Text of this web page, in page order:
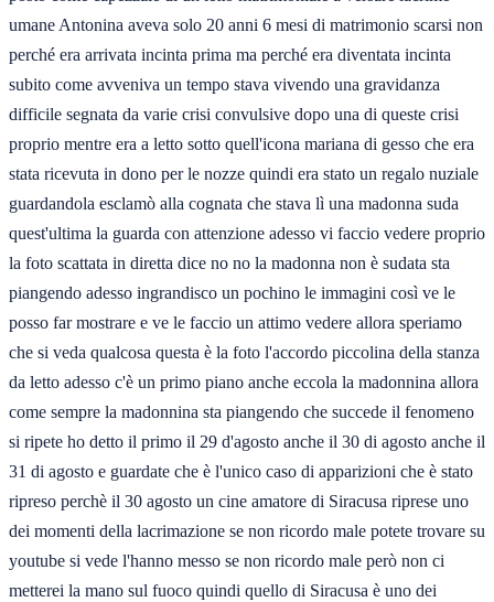
umane Antonina aveva solo 20 anni 6 mesi di matrimonio scarsi non
perché era arrivata incinta prima ma perché era diventata incinta
subito come avveniva un tempo stava vivendo una gravidanza
difficile segnata da varie crisi convulsive dopo una di queste crisi
proprio mentre era a letto sotto quell'icona mariana di gesso che era
stata ricevuta in dono per le nozze quindi era stato un regalo nuziale
guardandola esclamò alla cognata che stava lì una madonna suda
quest'ultima la guarda con attenzione adesso vi faccio vedere proprio
la foto scattata in diretta dice no no la madonna non è sudata sta
piangendo adesso ingrandisco un pochino le immagini così ve le
posso far mostrare e ve le faccio un attimo vedere allora speriamo
che si veda qualcosa questa è la foto l'accordo piccolina della stanza
da letto adesso c'è un primo piano anche eccola la madonnina allora
come sempre la madonnina sta piangendo che succede il fenomeno
si ripete ho detto il primo il 29 d'agosto anche il 30 di agosto anche il
31 di agosto e guardate che è l'unico caso di apparizioni che è stato
ripreso perchè il 30 agosto un cine amatore di Siracusa riprese uno
dei momenti della lacrimazione se non ricordo male potete trovare su
youtube si vede l'hanno messo se non ricordo male però non ci
metterei la mano sul fuoco quindi quello di Siracusa è uno dei